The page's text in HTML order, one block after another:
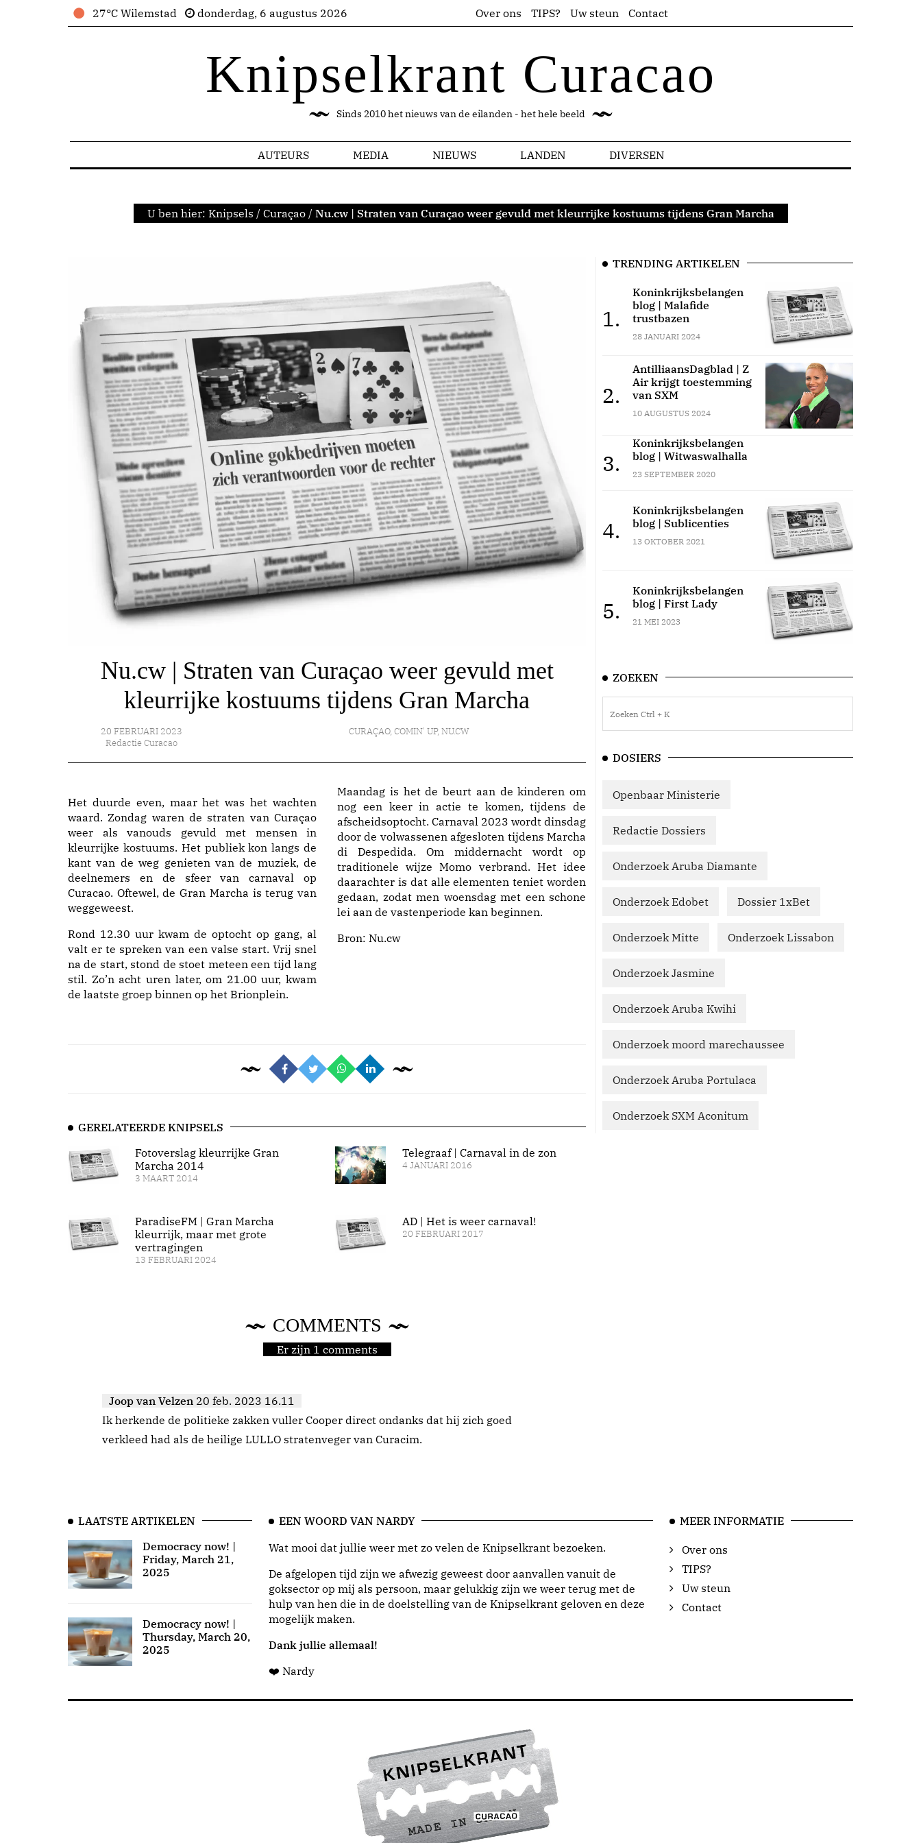
27°C Wilemstad donderdag, 6 augustus 2026 Over ons TIPS? Uw steun Contact
Knipselkrant Curacao
Sinds 2010 het nieuws van de eilanden - het hele beeld
AUTEURS MEDIA NIEUWS LANDEN DIVERSEN
U ben hier: Knipsels / Curaçao / Nu.cw | Straten van Curaçao weer gevuld met kleurrijke kostuums tijdens Gran Marcha
Nu.cw | Straten van Curaçao weer gevuld met
kleurrijke kostuums tijdens Gran Marcha
20 FEBRUARI 2023
Redactie Curacao
CURAÇAO, COMIN' UP, NU.CW
Het duurde even, maar het was het wachten
waard. Zondag waren de straten van Curaçao
weer als vanouds gevuld met mensen in
kleurrijke kostuums. Het publiek kon langs de
kant van de weg genieten van de muziek, de
deelnemers en de sfeer van carnaval op
Curacao. Oftewel, de Gran Marcha is terug van
weggeweest.
Rond 12.30 uur kwam de optocht op gang, al
valt er te spreken van een valse start. Vrij snel
na de start, stond de stoet meteen een tijd lang
stil. Zo’n acht uren later, om 21.00 uur, kwam
de laatste groep binnen op het Brionplein.
Maandag is het de beurt aan de kinderen om
nog een keer in actie te komen, tijdens de
afscheidsoptocht. Carnaval 2023 wordt dinsdag
door de volwassenen afgesloten tijdens Marcha
di Despedida. Om middernacht wordt op
traditionele wijze Momo verbrand. Het idee
daarachter is dat alle elementen teniet worden
gedaan, zodat men woensdag met een schone
lei aan de vastenperiode kan beginnen.
Bron: Nu.cw
GERELATEERDE KNIPSELS
Fotoverslag kleurrijke Gran
Marcha 2014
3 MAART 2014
ParadiseFM | Gran Marcha
kleurrijk, maar met grote
vertragingen
13 FEBRUARI 2024
Telegraaf | Carnaval in de zon
4 JANUARI 2016
AD | Het is weer carnaval!
20 FEBRUARI 2017
COMMENTS
Er zijn 1 comments
Joop van Velzen 20 feb. 2023 16.11
Ik herkende de politieke zakken vuller Cooper direct ondanks dat hij zich goed
verkleed had als de heilige LULLO stratenveger van Curacim.
TRENDING ARTIKELEN
1.
Koninkrijksbelangen
blog | Malafide
trustbazen
28 JANUARI 2024
2.
AntilliaansDagblad | Z
Air krijgt toestemming
van SXM
10 AUGUSTUS 2024
3.
Koninkrijksbelangen
blog | Witwaswalhalla
23 SEPTEMBER 2020
4.
Koninkrijksbelangen
blog | Sublicenties
13 OKTOBER 2021
5.
Koninkrijksbelangen
blog | First Lady
21 MEI 2023
ZOEKEN
DOSIERS
Openbaar Ministerie
Redactie Dossiers
Onderzoek Aruba Diamante
Onderzoek Edobet Dossier 1xBet
Onderzoek Mitte Onderzoek Lissabon
Onderzoek Jasmine
Onderzoek Aruba Kwihi
Onderzoek moord marechaussee
Onderzoek Aruba Portulaca
Onderzoek SXM Aconitum
LAATSTE ARTIKELEN
Democracy now! |
Friday, March 21,
2025
Democracy now! |
Thursday, March 20,
2025
EEN WOORD VAN NARDY
Wat mooi dat jullie weer met zo velen de Knipselkrant bezoeken.
De afgelopen tijd zijn we afwezig geweest door aanvallen vanuit de
goksector op mij als persoon, maar gelukkig zijn we weer terug met de
hulp van hen die in de doelstelling van de Knipselkrant geloven en deze
mogelijk maken.
Dank jullie allemaal!
❤️ Nardy
MEER INFORMATIE
Over ons
TIPS?
Uw steun
Contact